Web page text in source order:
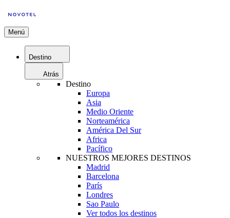
Menú
Destino
Atrás
Destino
Europa
Asia
Medio Oriente
Norteamérica
América Del Sur
Africa
Pacífico
NUESTROS MEJORES DESTINOS
Madrid
Barcelona
París
Londres
Sao Paulo
Ver todos los destinos